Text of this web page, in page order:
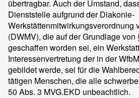
übertragbar. Auch der Umstand,
Dienststelle aufgrund der Diakonie-
Werkstättenmitwirkungsverordnung
(DWMV), die auf der Grundlage von
geschaffen worden sei, ein
Interessenvertretung der in der
gebildet werde, sei für die
tätigen Menschen, die alle
50 Abs. 3 MVG.EKD unbeachtlich.